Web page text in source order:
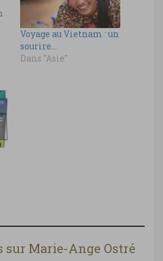
Voyage au Vietnam : un
sourire…
Dans "Asie"
sur Marie-Ange Ostré